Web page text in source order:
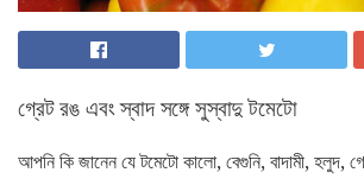
গ্রেট রঙ এবং স্বাদ সঙ্গে সুস্বাদু টমেটো
আপনি কি জানেন যে টমেটো কালো, বেগুনি, বাদামী, হলুদ,